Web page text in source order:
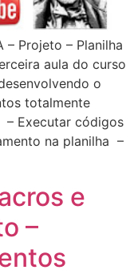
– Projeto – Planilha
aula do curso
o
totalmente
– Executar códigos
na planilha –
e
–